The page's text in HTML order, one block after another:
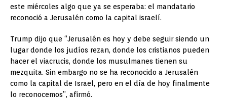
este miércoles algo que ya se esperaba: el mandatario
reconoció a Jerusalén como la capital israelí.
Trump dijo que “Jerusalén es hoy y debe seguir siendo un
lugar donde los judíos rezan, donde los cristianos pueden
hacer el viacrucis, donde los musulmanes tienen su
mezquita. Sin embargo no se ha reconocido a Jerusalén
como la capital de Israel, pero en el día de hoy finalmente
lo reconocemos”, afirmó.